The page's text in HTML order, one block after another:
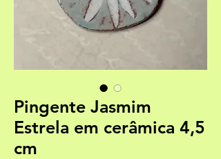
Pingente Jasmim
Estrela em cerâmica 4,5
cm